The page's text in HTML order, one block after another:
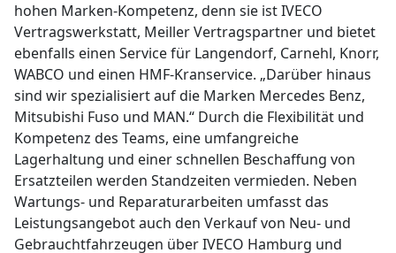
hohen Marken-Kompetenz, denn sie ist IVECO
Vertragswerkstatt, Meiller Vertragspartner und bietet
ebenfalls einen Service für Langendorf, Carnehl, Knorr,
WABCO und einen HMF-Kranservice. „Darüber hinaus
sind wir spezialisiert auf die Marken Mercedes Benz,
Mitsubishi Fuso und MAN.“ Durch die Flexibilität und
Kompetenz des Teams, eine umfangreiche
Lagerhaltung und einer schnellen Beschaffung von
Ersatzteilen werden Standzeiten vermieden. Neben
Wartungs- und Reparaturarbeiten umfasst das
Leistungsangebot auch den Verkauf von Neu- und
Gebrauchtfahrzeugen über IVECO Hamburg und